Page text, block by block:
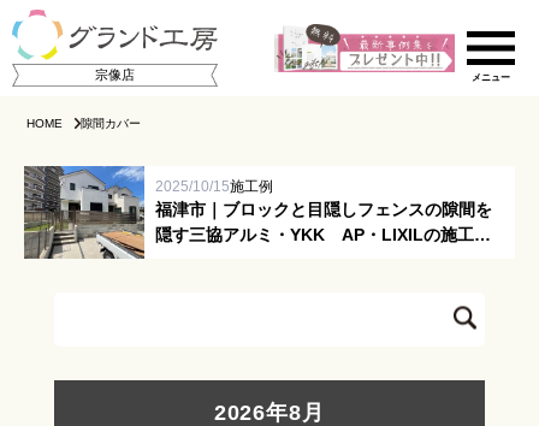
宗像店
HOME 隙間カバー
2025/10/15施工例
福津市｜ブロックと目隠しフェンスの隙間を
隠す三協アルミ・YKK AP・LIXILの施工紹
2026年8月